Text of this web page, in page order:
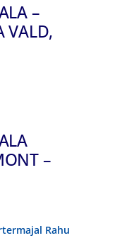
–
VALD,
–
Rahu